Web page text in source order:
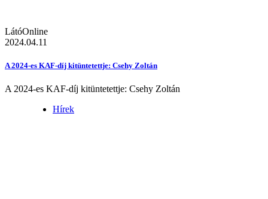
LátóOnline
2024.04.11
A 2024-es KAF-díj kitüntetettje: Csehy Zoltán
A 2024-es KAF-díj kitüntetettje: Csehy Zoltán
Hírek